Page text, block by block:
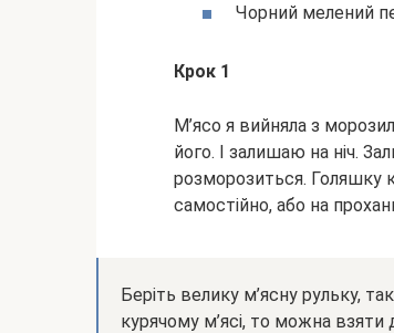
Чорний мелений
Крок 1
М’ясо я вийняла з
його. І залишаю на ніч.
розморозиться. Голяшку
самостійно, або на
Беріть велику м’ясну рульку,
курячому м’ясі, то можна